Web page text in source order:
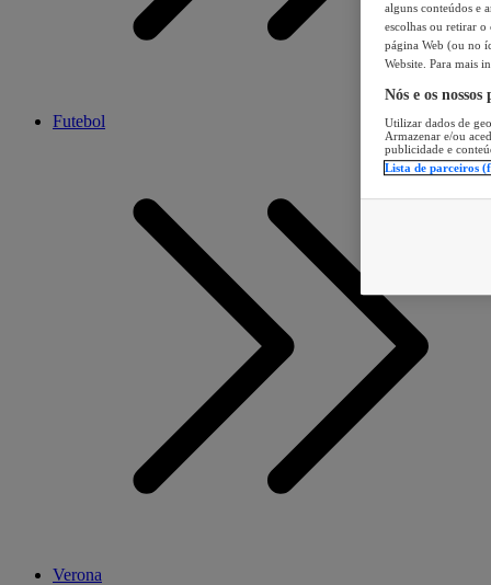
Futebol
Verona
alguns conteúdos e
escolhas ou retirar
página Web (ou no
Website. Para mais
Nós e os
Utilizar dados de
Armazenar e/ou
publicidade e
Lista de parceiros